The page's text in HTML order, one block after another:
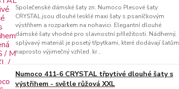
Společenské dámské šaty zn. Numoco Plesové šaty
CRYSTAL jsou dlouhé lesklé maxi šaty s psaníčkovým
výstřihem a rozparkem na nohavici. Elegantní dlouhé
dámské šaty vhodné pro slavnostní příležitosti. Nádherný,
splývavý materiál je posetý třpytkami, které dodávají šatům
naprosto výjimečný vzhled. kr...
Numoco 411-6 CRYSTAL třpytivé dlouhé šaty s
výstřihem - světle růžová XXL